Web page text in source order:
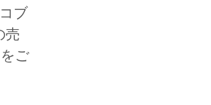
ブ
売
ご